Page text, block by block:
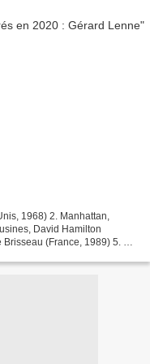
1968) 2. Manhattan,
David Hamilton
(France, 1989) 5. Je